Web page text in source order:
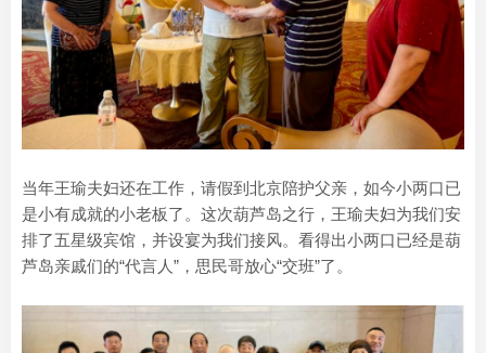
当年王瑜夫妇还在工作，请假到北京陪护父亲，如今小两口已
是小有成就的小老板了。这次葫芦岛之行，王瑜夫妇为我们安
排了五星级宾馆，并设宴为我们接风。看得出小两口已经是葫
芦岛亲戚们的“代言人”，思民哥放心“交班”了。